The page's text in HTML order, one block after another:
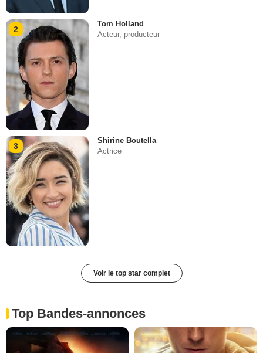
2
Tom Holland
Acteur, producteur
3
Shirine Boutella
Actrice
Voir le top star complet
Top Bandes-annonces